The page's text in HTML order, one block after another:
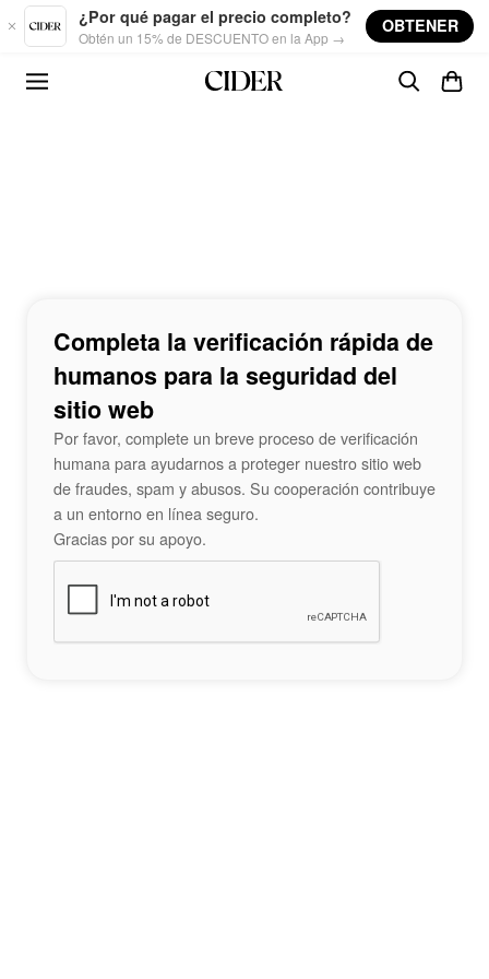
Skip to main content
¿Por qué pagar el precio completo?
Obtén un 15% de DESCUENTO en la App →
OBTENER
Completa la verificación rápida de
humanos para la seguridad del
sitio web
Por favor, complete un breve proceso de verificación
humana para ayudarnos a proteger nuestro sitio web
de fraudes, spam y abusos. Su cooperación contribuye
a un entorno en línea seguro.
Gracias por su apoyo.